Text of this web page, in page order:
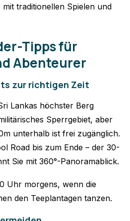
traditionellen Spielen und
Tipps für
Abenteurer
zur richtigen Zeit
Lankas höchster Berg
Sperrgebiet, aber
unterhalb ist frei zugänglich.
Road bis zum Ende – der 30-
Sie mit 360°-Panoramablick.
Uhr morgens, wenn die
den Teeplantagen tanzen.